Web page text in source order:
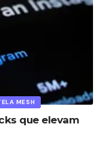
MESH
que elevam